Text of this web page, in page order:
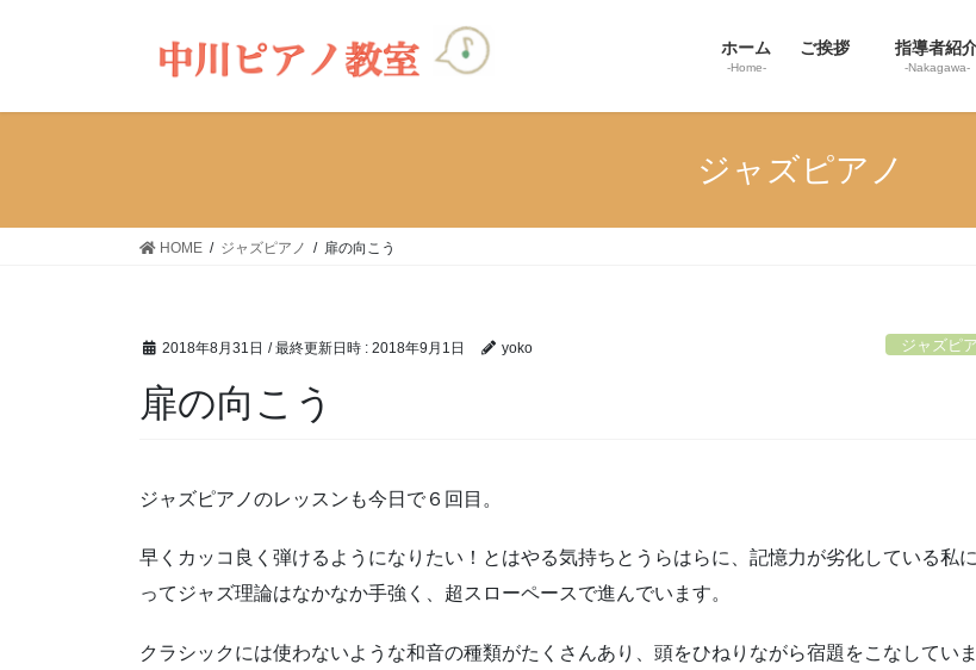
ホーム
-Home-
ご挨拶 指導者紹
-Nakagawa-
ジャズピアノ
HOME ジャズピアノ 扉の向こう
2018年8月31日 / 最終更新日時 : 2018年9月1日 yoko ジャズピ
扉の向こう
ジャズピアノのレッスンも今日で６回目。
早くカッコ良く弾けるようになりたい！とはやる気持ちとうらはらに、記憶力が劣化している私
ってジャズ理論はなかなか手強く、超スローペースで進んでいます。
クラシックには使わないような和音の種類がたくさんあり、頭をひねりながら宿題をこなしていま